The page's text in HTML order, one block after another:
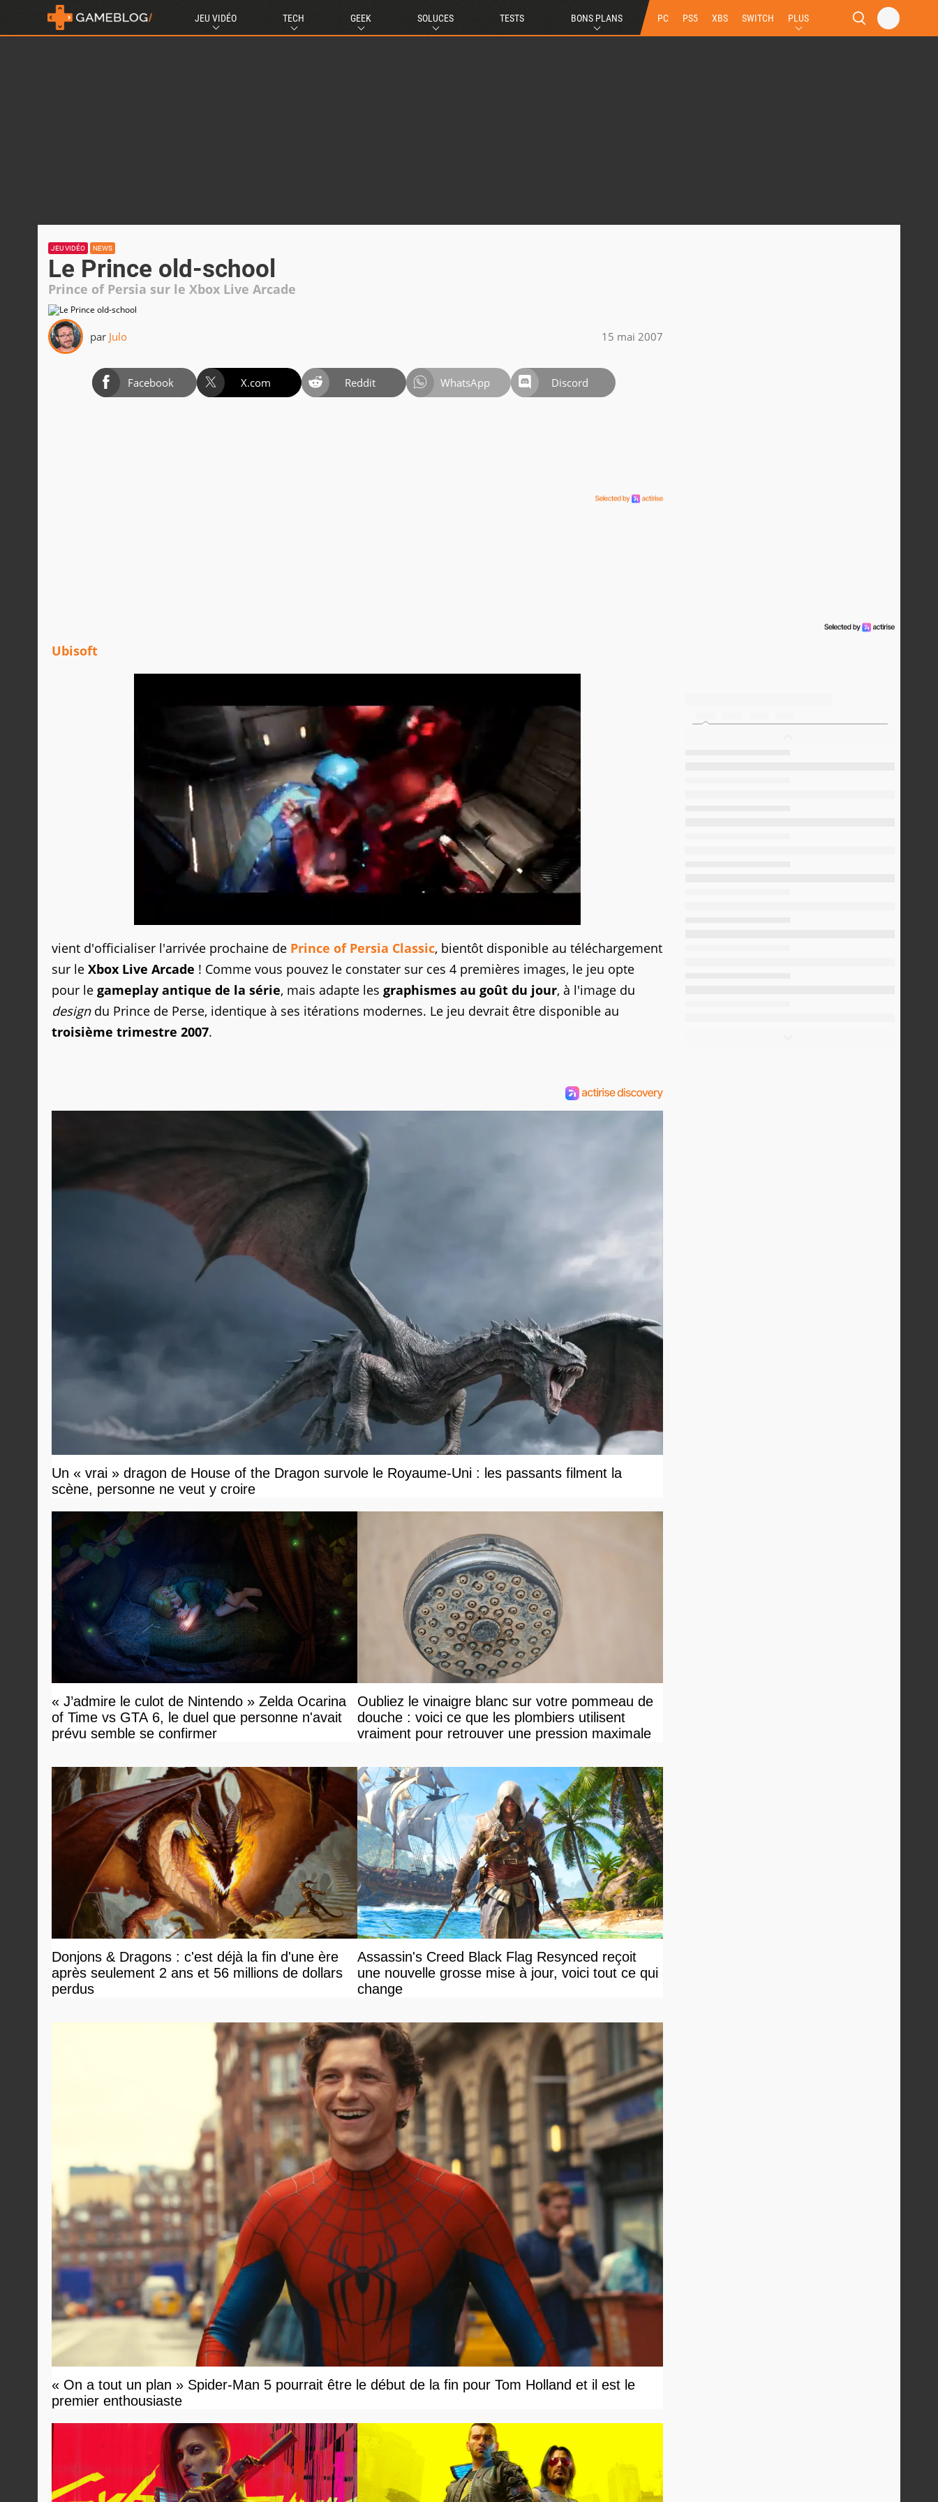
JEU VIDÉO TECH GEEK SOLUCES TESTS BONS PLANS PC PS5 XBS SWITCH PLUS
JEU VIDÉO NEWS
Le Prince old-school
Prince of Persia sur le Xbox Live Arcade
par Julo 15 mai 2007
Facebook X.com Reddit WhatsApp Discord
Ubisoft
vient d'officialiser l'arrivée prochaine de Prince of Persia Classic, bientôt disponible au téléchargement
sur le Xbox Live Arcade ! Comme vous pouvez le constater sur ces 4 premières images, le jeu opte
pour le gameplay antique de la série, mais adapte les graphismes au goût du jour, à l'image du
designdu Prince de Perse, identique à ses itérations modernes. Le jeu devrait être disponible au
troisième trimestre 2007.
Un « vrai » dragon de House of the Dragon survole le Royaume-Uni : les passants filment la
scène, personne ne veut y croire
« J’admire le culot de Nintendo » Zelda Ocarina
of Time vs GTA 6, le duel que personne n'avait
prévu semble se confirmer
Oubliez le vinaigre blanc sur votre pommeau de
douche : voici ce que les plombiers utilisent
vraiment pour retrouver une pression maximale
Donjons & Dragons : c'est déjà la fin d'une ère
après seulement 2 ans et 56 millions de dollars
perdus
Assassin's Creed Black Flag Resynced reçoit
une nouvelle grosse mise à jour, voici tout ce qui
change
« On a tout un plan » Spider-Man 5 pourrait être le début de la fin pour Tom Holland et il est le
premier enthousiaste